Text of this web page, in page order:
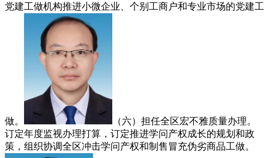
党建工做机构推进小微企业、个别工商户和专业市场的党建工
做。
（六）担任全区宏不雅质量办理。
订定年度监视办理打算，订定推进学问产权成长的规划和政
策，组织协调全区冲击学问产权和制售冒充伪劣商品工做。